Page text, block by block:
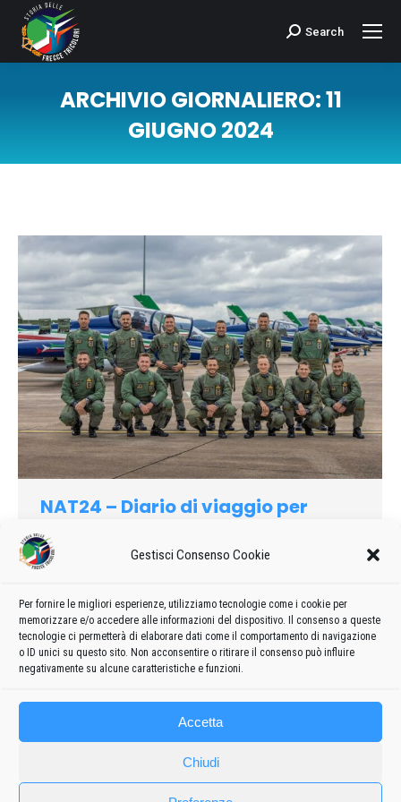
Gestisci Consenso Cookie
Per fornire le migliori esperienze, utilizziamo tecnologie come i cookie per
memorizzare e/o accedere alle informazioni del dispositivo. Il consenso a queste
tecnologie ci permetterà di elaborare dati come il comportamento di navigazione
o ID unici su questo sito. Non acconsentire o ritirare il consenso può influire
negativamente su alcune caratteristiche e funzioni.
Accetta
Chiudi
Cerca:Search
ARCHIVIO GIORNALIERO:11
GIUGNO 2024
NAT24 – Diario di viaggio per
24 delle Frecce Tricolori: giugno
Piccolo diario di viaggio del NAT con inserimento delle foto
rese pubbliche attraverso i social da Aeronautica Militare e
dalle Frecce Tricolori: le foto del mese di giugno